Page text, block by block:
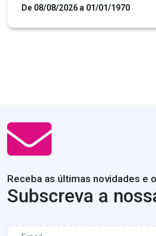
De 08/08/2026 a 01/01/1970
Receba as últimas novidades e
Subscreva a